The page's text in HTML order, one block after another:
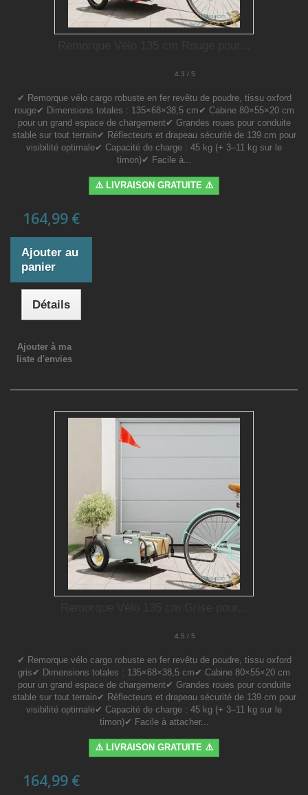
4.3 / 5
✔ Remorque vélo cargo robuste en fer revêtu de poudre, tissu oxford
rouge✔ Dimensions totales : 135×68×38,5 cm✔ Cabine 80×55×20 cm
pour un grand espace de chargement✔ Grandes roues pour conduite
stable sur tout terrain✔ Réflecteurs et drapeau sécurité de 139 cm pour
visibilité optimale✔ Capacité de charge : 45 kg (+ 3–11 kg sur le
timon)✔ Facile à...
⚠️ LIVRAISON GRATUITE ⚠️
164,99 €
Ajouter au
panier
Détails
Ajouter à ma
liste d'envies
4.5 / 5
✔ Remorque vélo cargo robuste en fer revêtu de poudre, tissu oxford
gris✔ Dimensions totales : 135×68×38,5 cm✔ Cabine 80×55×20 cm
pour un grand espace de chargement✔ Grandes roues pour conduite
stable sur tout terrain✔ Réflecteurs et drapeau sécurité de 139 cm pour
visibilité optimale✔ Capacité de charge : 45 kg (+ 3–11 kg sur le
timon)✔ Facile à attacher...
⚠️ LIVRAISON GRATUITE ⚠️
164,99 €